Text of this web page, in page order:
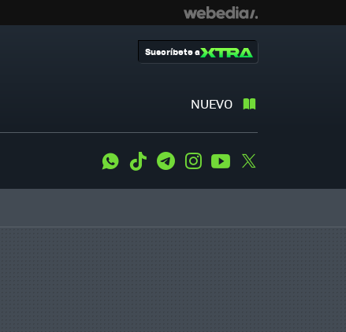
NUEVO
Suscríbete a
WhatsApp
Tiktok TelegramInstagramYoutube